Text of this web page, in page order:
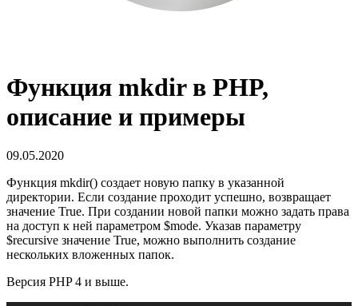
Функция mkdir в PHP,
описание и примеры
09.05.2020
Функция mkdir() создает новую папку в указанной
директории. Если создание проходит успешно, возвращает
значение True. При создании новой папки можно задать права
на доступ к ней параметром $mode. Указав параметру
$recursive значение True, можно выполнить создание
нескольких вложенных папок.
Версия PHP 4 и выше.